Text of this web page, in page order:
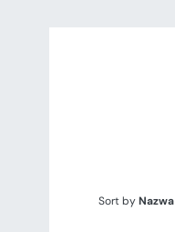
Sort byNazwa